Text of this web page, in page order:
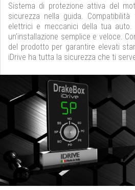
Sistema di protezione attiva del
sicurezza nella guida.
elettrici e meccanici della tua auto.
un’installazione semplice e veloce.
del prodotto per garantire elevati
iDrive ha tutta la sicurezza che ti